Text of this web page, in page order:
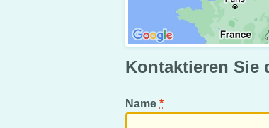
Kontaktieren Sie
Name *